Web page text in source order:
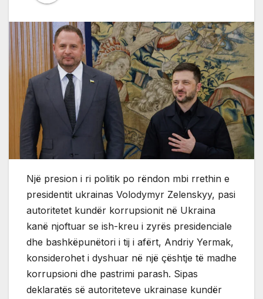
Një presion i ri politik po rëndon mbi rrethin e
presidentit ukrainas Volodymyr Zelenskyy, pasi
autoritetet kundër korrupsionit në Ukraina
kanë njoftuar se ish-kreu i zyrës presidenciale
dhe bashkëpunëtori i tij i afërt, Andriy Yermak,
konsiderohet i dyshuar në një çështje të madhe
korrupsioni dhe pastrimi parash. Sipas
deklaratës së autoriteteve ukrainase kundër